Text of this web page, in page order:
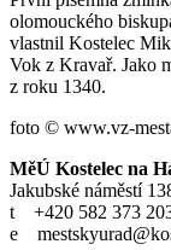
olomouckého
vlastnil Kostelec
Vok z Kravař. Jako
z roku 1340.
foto © www.vz-
MěÚ Kostelec na
Jakubské náměstí
t +420 582 373
e